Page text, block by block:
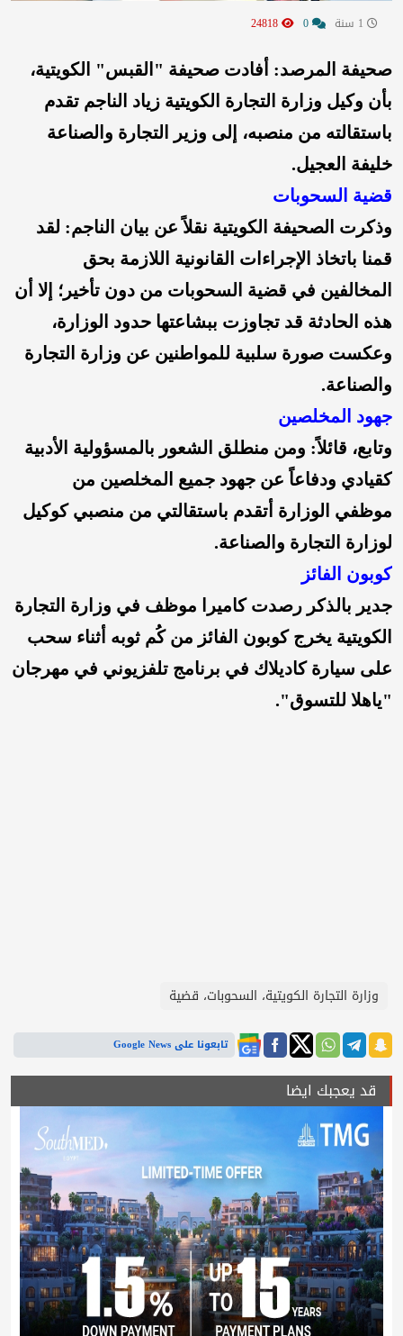
صحيفة المرصد: أفادت صحيفة "القبس" الكويتية،
بأن وكيل وزارة التجارة الكويتية زياد الناجم تقدم
باستقالته من منصبه، إلى وزير التجارة والصناعة
خليفة العجيل.
قضية السحوبات
وذكرت الصحيفة الكويتية نقلاً عن بيان الناجم: لقد
قمنا باتخاذ الإجراءات القانونية اللازمة بحق
المخالفين في قضية السحوبات من دون تأخير؛ إلا أن
هذه الحادثة قد تجاوزت ببشاعتها حدود الوزارة،
وعكست صورة سلبية للمواطنين عن وزارة التجارة
والصناعة.
جهود المخلصين
وتابع، قائلاً: ومن منطلق الشعور بالمسؤولية الأدبية
كقيادي ودفاعاً عن جهود جميع المخلصين من
موظفي الوزارة أتقدم باستقالتي من منصبي كوكيل
لوزارة التجارة والصناعة.
كوبون الفائز
جدير بالذكر رصدت كاميرا موظف في وزارة التجارة
الكويتية يخرج كوبون الفائز من كُم ثوبه أثناء سحب
على سيارة كاديلاك في برنامج تلفزيوني في مهرجان
"ياهلا للتسوق".
وزارة التجارة الكويتية، السحوبات، قضية
تابعونا على Google News
قد يعجبك ايضا